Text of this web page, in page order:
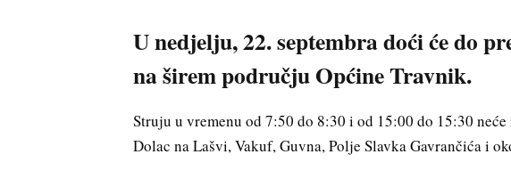
U nedjelju, 22. septembra doći će do
na širem području Općine Travnik.
Struju u vremenu od 7:50 do 8:30 i od 15:00 do 15:30
Dolac na Lašvi, Vakuf, Guvna, Polje Slavka Gavrančića i